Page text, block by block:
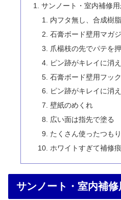
サンノート・室内補修
内フタ無し、合成樹
石膏ボード壁用マガ
爪楊枝の先でパテを
ピン跡がキレイに消え
石膏ボード壁用フッ
ピン跡がキレイに消え
壁紙のめくれ
広い面は指先で塗る
たくさん使ったつも
ホワイトすぎて補修
サンノート・室内補